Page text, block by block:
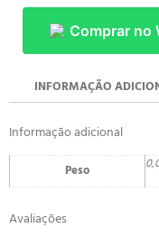
Comprar no
INFORMAÇÃO
Informação adicional
Peso
Avaliações